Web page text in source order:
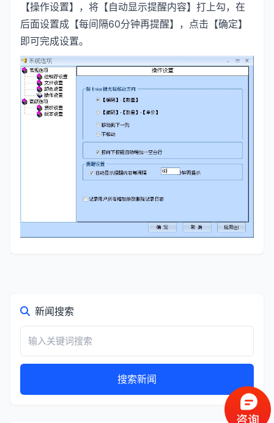
【操作设置】，将【自动显示提醒内容】打上勾，在
后面设置成【每间隔60分钟再提醒】，点击【确定】
即可完成设置。
新闻搜索
搜索新闻